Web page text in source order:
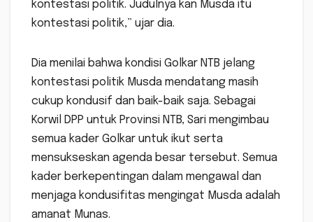
kontestasi politik. Judulnya kan Musda itu
kontestasi politik,” ujar dia.
Dia menilai bahwa kondisi Golkar NTB jelang
kontestasi politik Musda mendatang masih
cukup kondusif dan baik-baik saja. Sebagai
Korwil DPP untuk Provinsi NTB, Sari mengimbau
semua kader Golkar untuk ikut serta
mensukseskan agenda besar tersebut. Semua
kader berkepentingan dalam mengawal dan
menjaga kondusifitas mengingat Musda adalah
amanat Munas.